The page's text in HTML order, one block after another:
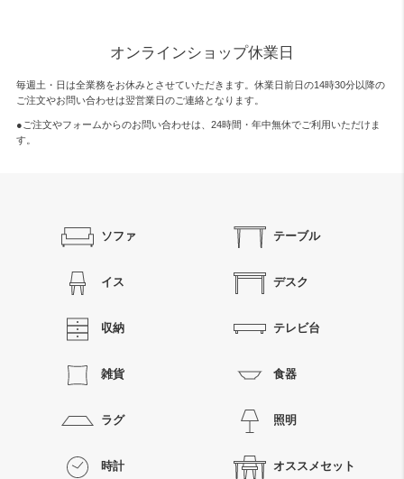
オンラインショップ休業日
毎週土・日は全業務をお休みとさせていただきます。休業日前日の14時30分以降の
ご注文やお問い合わせは翌営業日のご連絡となります。
●ご注文やフォームからのお問い合わせは、 24時間・年中無休でご利用いただけま
す。
ソファ テーブル
イス デスク
収納 テレビ台
雑貨 食器
ラグ 照明
時計 オススメセット